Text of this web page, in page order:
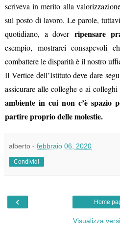
scriveva in merito alla
sul posto di lavoro. Le parole,
quotidiano, a dover ripensare
esempio, mostrarci consapevoli
combattere le disparità è il nostro
Il Vertice dell’Istituto deve dare
assicurare alle colleghe e ai colleghi
ambiente in cui non c’è spazio
partire proprio delle molestie.
alberto - febbraio 06, 2020
Condividi
‹ Home
Visualizza